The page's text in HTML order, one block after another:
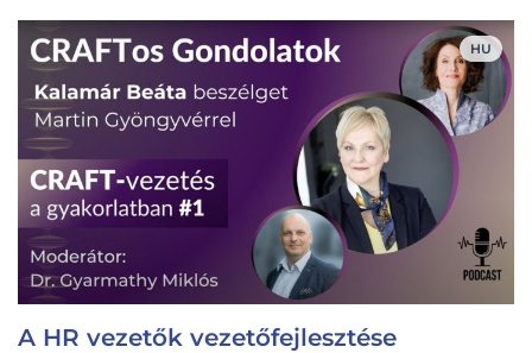
HU
A HR vezetők vezetőfejlesztése